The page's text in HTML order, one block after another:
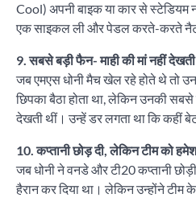
Cool) अपनी बाइक या कार से स्टेडियम
एक साइकल ली और पेडल करते-करते नैट
9. सबसे बड़ी फैन- माही की मां नहीं
जब एमएस धोनी मैच खेल रहे होते थे तो
छिपका बैठा होता था, लेकिन उनकी
देखती थीं। उन्हें डर लगता था कि कहीं
10. कप्तानी छोड़ दी, लेकिन टीम को
जब धोनी ने वनडे और टी20 कप्तानी
हैरान कर दिया था। लेकिन उन्होंने टीम